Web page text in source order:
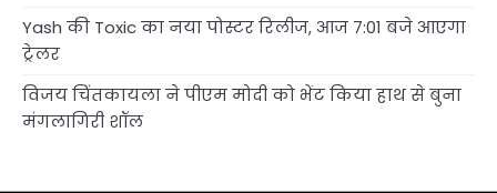
Yash की Toxic का नया पोस्टर रिलीज, आज 7:01 बजे आएगा
ट्रेलर
विजय चिंतकायला ने पीएम मोदी को भेंट किया हाथ से बुना
मंगलागिरी शॉल